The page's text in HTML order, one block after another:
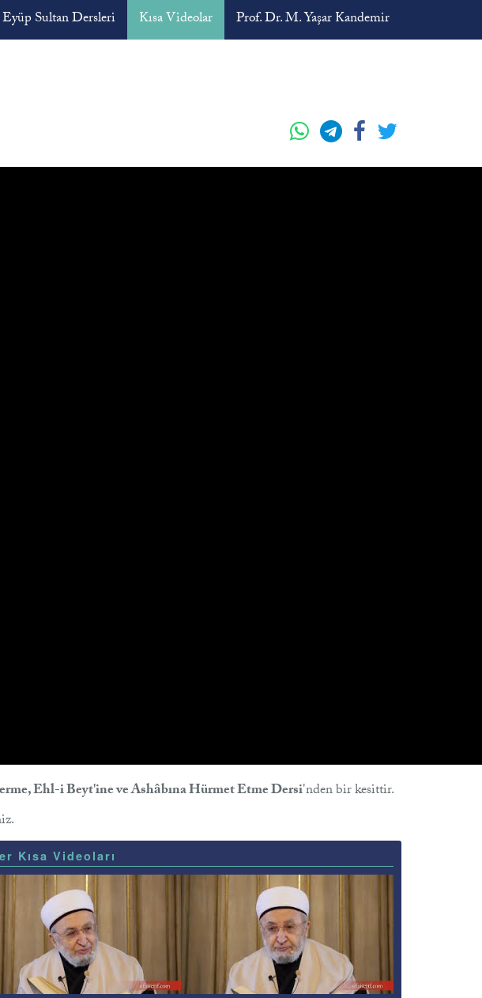
Eyüp Sultan Dersleri Kısa Videolar Prof. Dr. M. Yaşar Kandemir
Ehl-i Beyt'ine ve Ashâbına Hürmet Etme Dersi'nden bir kesittir.
Kısa Videoları